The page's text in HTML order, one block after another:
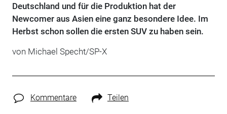
Deutschland und für die Produktion hat der
Newcomer aus Asien eine ganz besondere Idee. Im
Herbst schon sollen die ersten SUV zu haben sein.
von Michael Specht/SP-X
Kommentare Teilen